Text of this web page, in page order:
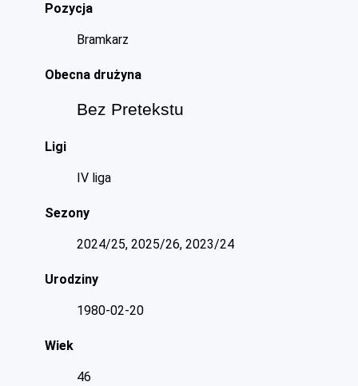
Pozycja
Bramkarz
Obecna drużyna
Bez Pretekstu
Ligi
IV liga
Sezony
2024/25, 2025/26, 2023/24
Urodziny
1980-02-20
Wiek
46